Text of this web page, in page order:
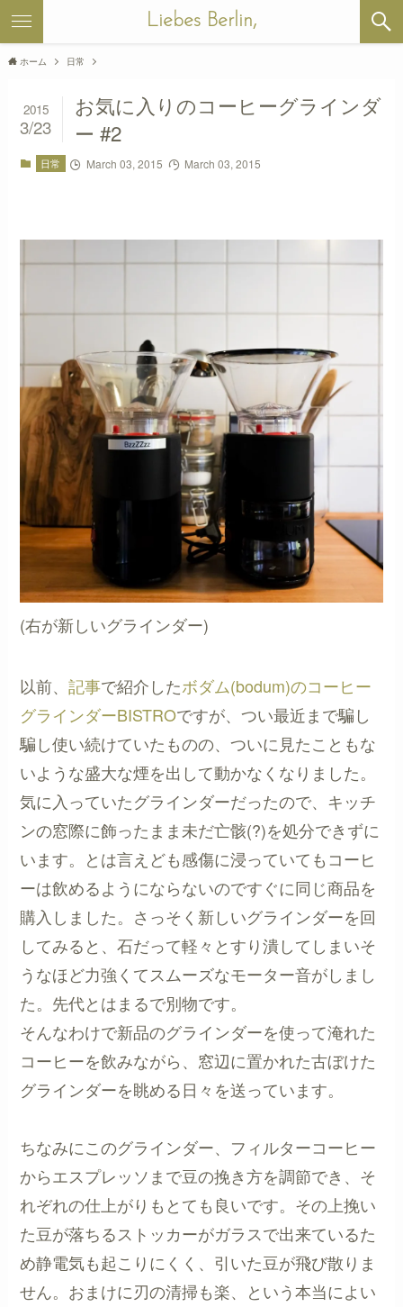
Liebes Berlin,
ホーム 日常
お気に入りのコーヒーグラインダ
ー #2
2015
3/23
日常 March 03, 2015 March 03, 2015
(右が新しいグラインダー)
以前、記事で紹介したボダム(bodum)のコーヒー
グラインダーBISTROですが、つい最近まで騙し
騙し使い続けていたものの、ついに見たこともな
いような盛大な煙を出して動かなくなりました。
気に入っていたグラインダーだったので、キッチ
ンの窓際に飾ったまま未だ亡骸(?)を処分できずに
います。とは言えども感傷に浸っていてもコーヒ
ーは飲めるようにならないのですぐに同じ商品を
購入しました。さっそく新しいグラインダーを回
してみると、石だって軽々とすり潰してしまいそ
うなほど力強くてスムーズなモーター音がしまし
た。先代とはまるで別物です。
そんなわけで新品のグラインダーを使って淹れた
コーヒーを飲みながら、窓辺に置かれた古ぼけた
グラインダーを眺める日々を送っています。
ちなみにこのグラインダー、フィルターコーヒー
からエスプレッソまで豆の挽き方を調節でき、そ
れぞれの仕上がりもとても良いです。その上挽い
た豆が落ちるストッカーがガラスで出来ているた
め静電気も起こりにくく、引いた豆が飛び散りま
せん。おまけに刃の清掃も楽、という本当によい